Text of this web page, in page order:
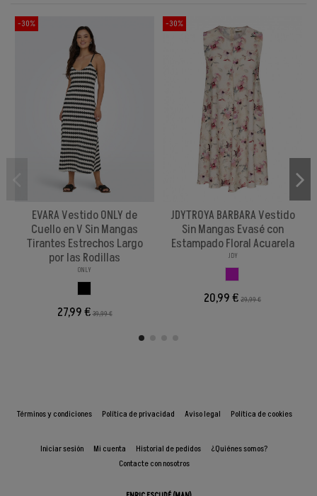
-30%
EVARA Vestido ONLY de
Cuello en V Sin Mangas
Tirantes Estrechos Largo
por las Rodillas
ONLY
27,99 €39,99 €
-30%
JDYTROYA BARBARA Vestido
Sin Mangas Evasé con
Estampado Floral Acuarela
JDY
20,99 € 29,99 €
Términos y condiciones Política de privacidad Aviso legal Política de cookies
Iniciar sesión Mi cuenta Historial de pedidos
¿Quiénes somos?
Contacte con nosotros